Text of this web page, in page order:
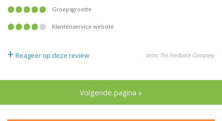
Groepsgrootte
Klantenservice website
+ Reageer op deze review bron: The Feedback Company
Volgende pagina »